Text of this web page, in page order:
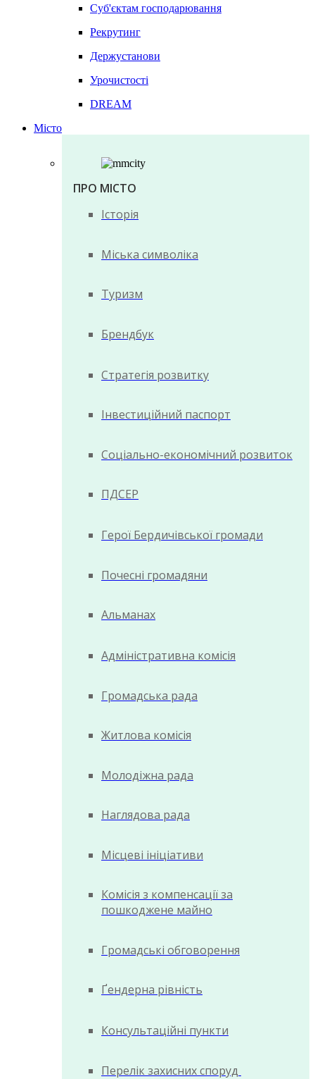
Суб'єктам господарювання
Рекрутинг
Держустанови
Урочистості
DREAM
Місто
ПРО МІСТО
Історія
Міська символіка
Туризм
Брендбук
Стратегія розвитку
Інвестиційний паспорт
Соціально-економічний розвиток
ПДСЕР
Герої Бердичівської громади
Почесні громадяни
Альманах
Адміністративна комісія
Громадська рада
Житлова комісія
Молодіжна рада
Наглядова рада
Місцеві ініціативи
Комісія з компенсації за
пошкоджене майно
Громадські обговорення
Ґендерна рівність
Консультаційні пункти
Перелік захисних споруд